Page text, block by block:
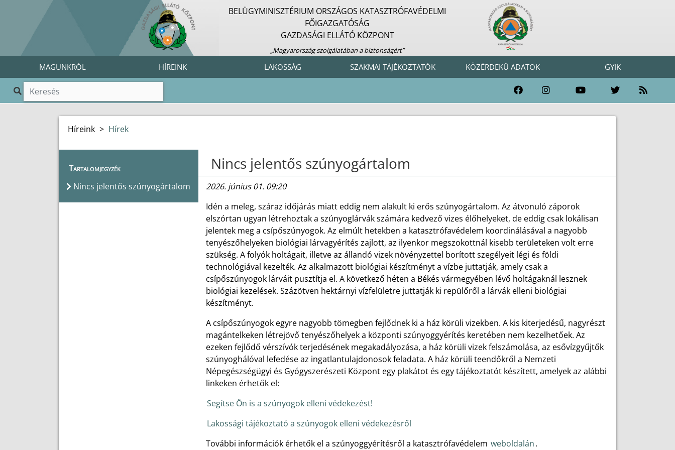
BELÜGYMINISZTÉRIUM ORSZÁGOS KATASZTRÓFAVÉDELMI
FŐIGAZGATÓSÁG
GAZDASÁGI ELLÁTÓ KÖZPONT
„Magyarország szolgálatában a biztonságért”
MAGUNKRÓL HÍREINK LAKOSSÁG SZAKMAI TÁJÉKOZTATÓK KÖZÉRDEKŰ ADATOK GYIK
Híreink > Hírek
Tartalomjegyzék
Nincs jelentős szúnyogártalom
Nincs jelentős szúnyogártalom
2026. június 01. 09:20
Idén a meleg, száraz időjárás miatt eddig nem alakult ki erős szúnyogártalom. Az átvonuló záporok
elszórtan ugyan létrehoztak a szúnyoglárvák számára kedvező vizes élőhelyeket, de eddig csak lokálisan
jelentek meg a csípőszúnyogok. Az elmúlt hetekben a katasztrófavédelem koordinálásával a nagyobb
tenyészőhelyeken biológiai lárvagyérítés zajlott, az ilyenkor megszokottnál kisebb területeken volt erre
szükség. A folyók holtágait, illetve az állandó vizek növényzettel borított szegélyeit légi és földi
technológiával kezelték. Az alkalmazott biológiai készítményt a vízbe juttatják, amely csak a
csípőszúnyogok lárváit pusztítja el. A következő héten a Békés vármegyében lévő holtágaknál lesznek
biológiai kezelések. Százötven hektárnyi vízfelületre juttatják ki repülőről a lárvák elleni biológiai
készítményt.
A csípőszúnyogok egyre nagyobb tömegben fejlődnek ki a ház körüli vizekben. A kis kiterjedésű, nagyrészt
magántelkeken létrejövő tenyészőhelyek a központi szúnyoggyérítés keretében nem kezelhetőek. Az
ezeken fejlődő vérszívók terjedésének megakadályozása, a ház körüli vizek felszámolása, az esővízgyűjtők
szúnyoghálóval lefedése az ingatlantulajdonosok feladata. A ház körüli teendőkről a Nemzeti
Népegészségügyi és Gyógyszerészeti Központ egy plakátot és egy tájékoztatót készített, amelyek az alábbi
linkeken érhetők el:
Segítse Ön is a szúnyogok elleni védekezést!
Lakossági tájékoztató a szúnyogok elleni védekezésről
További információk érhetők el a szúnyoggyérítésről a katasztrófavédelem weboldalán.